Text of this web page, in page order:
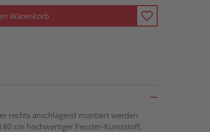
Warenkorb
rechts anschlagend montiert werden.
cm hochwertiger Fenster-Kunststoff,